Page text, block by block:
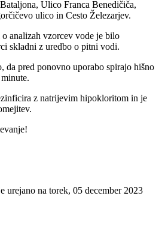
Ulico Franca Benedičiča,
ulico in Cesto Železarjev.
analizah vzorcev vode je bilo
skladni z uredbo o pitni vodi.
da pred ponovno uporabo spirajo hišno
z natrijevim hipokloritom in je
urejano na torek, 05 december 2023